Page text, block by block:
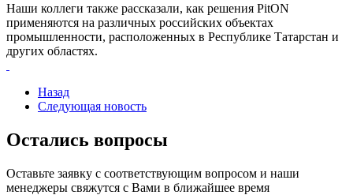
Наши коллеги также рассказали, как решения PitON
применяются на различных российских объектах
промышленности, расположенных в Республике Татарстан и
других областях.
Назад
Следующая новость
Остались вопросы
Оставьте заявку с соответствующим вопросом и наши
менеджеры свяжутся с Вами в ближайшее время